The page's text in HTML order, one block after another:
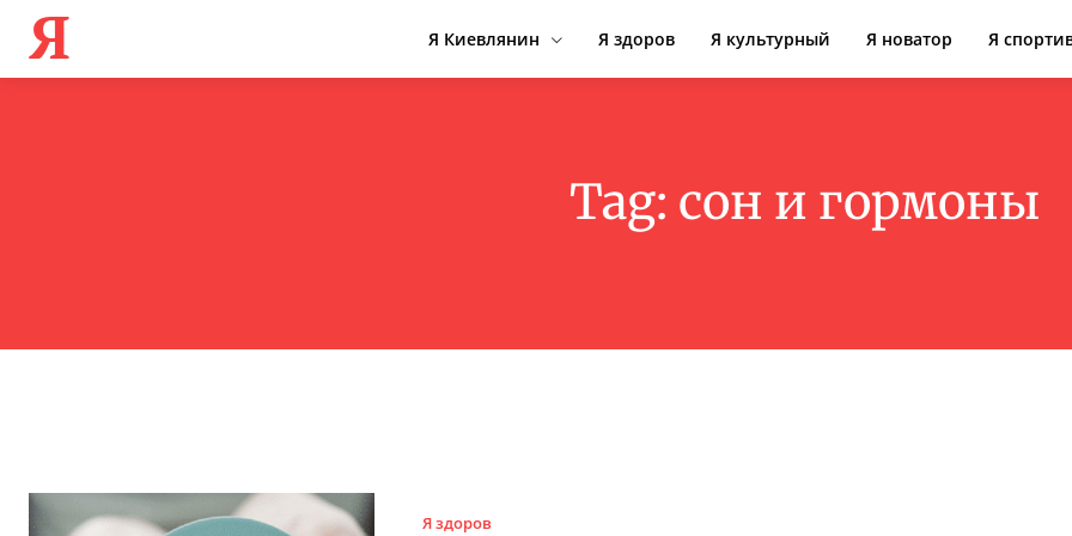
Я Я Киевлянин Я здоров Я культурный Я новатор Я
Tag: сон и гормоны
Я здоров